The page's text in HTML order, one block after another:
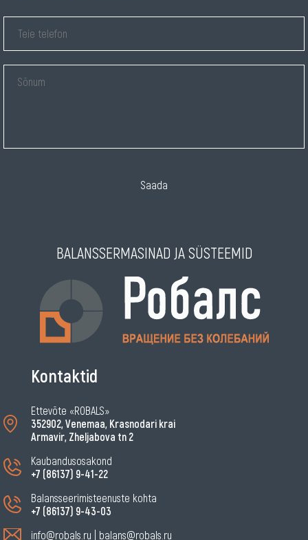
Saada
BALANSSERMASINAD JA SÜSTEEMID
Kontaktid
Ettevõte «ROBALS»
352902, Venemaa, Krasnodari krai
Armavir, Zheljabova tn 2
Kaubandusosakond
+7 (86137) 9-41-22
Balansseerimisteenuste kohta
+7 (86137) 9-43-03
info@robals.ru
balans@robals.ru